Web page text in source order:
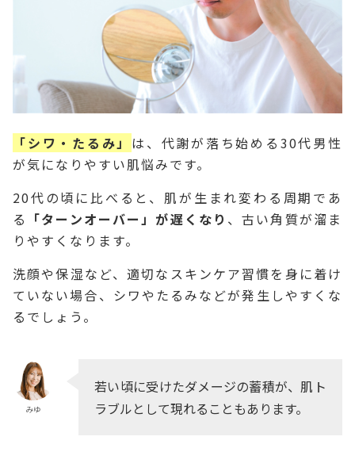
「シワ・たるみ」 は、代謝が落ち始める30代男性
が気になりやすい肌悩みです。
20代の頃に比べると、肌が生まれ変わる周期であ
る 「ターンオーバー」が遅くなり 、古い角質が溜ま
りやすくなります。
洗顔や保湿など、適切なスキンケア習慣を身に着け
ていない場合、シワやたるみなどが発生しやすくな
るでしょう。
みゆ
若い頃に受けたダメージの蓄積が、肌ト
ラブルとして現れることもあります。